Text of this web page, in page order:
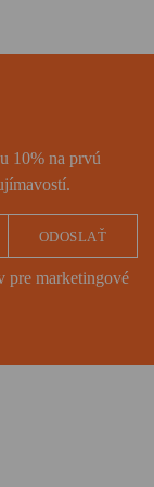
10% na prvú
pre marketingové
ODOSLAŤ